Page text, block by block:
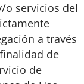
o servicios del
a través
de
de